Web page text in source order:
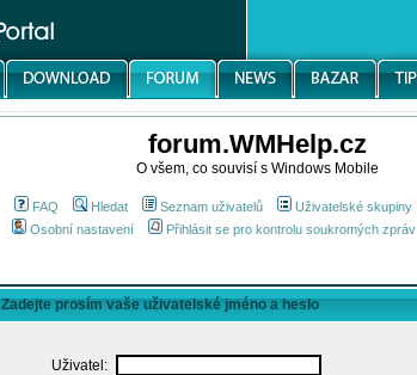
forum.WMHelp.cz
O všem, co souvisí s Windows Mobile
FAQ Hledat Seznam uživatelů Uživatelské skupiny
Osobní nastavení
Přihlásit se pro kontrolu soukromých zpráv
Zadejte prosím vaše uživatelské jméno a heslo
Uživatel: